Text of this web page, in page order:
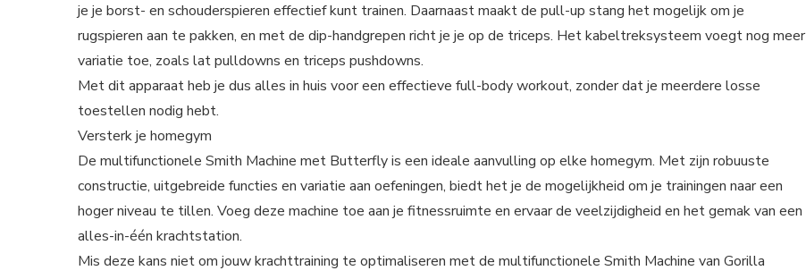
je je borst- en schouderspieren effectief kunt trainen. Daarnaast maakt de pull-up stang het mogelijk om je
rugspieren aan te pakken, en met de dip-handgrepen richt je je op de triceps. Het kabeltreksysteem voegt nog meer
variatie toe, zoals lat pulldowns en triceps pushdowns.
Met dit apparaat heb je dus alles in huis voor een effectieve full-body workout, zonder dat je meerdere losse
toestellen nodig hebt.
Versterk je homegym
De multifunctionele Smith Machine met Butterfly is een ideale aanvulling op elke homegym. Met zijn robuuste
constructie, uitgebreide functies en variatie aan oefeningen, biedt het je de mogelijkheid om je trainingen naar een
hoger niveau te tillen. Voeg deze machine toe aan je fitnessruimte en ervaar de veelzijdigheid en het gemak van een
alles-in-één krachtstation.
Mis deze kans niet om jouw krachttraining te optimaliseren met de multifunctionele Smith Machine van Gorilla